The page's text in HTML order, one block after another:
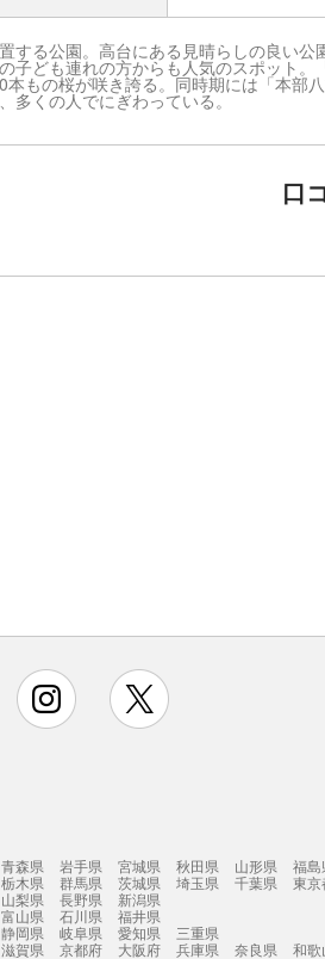
する公園。高台にある見晴らしの良い
子ども連れの方からも人気のスポット
本もの桜が咲き誇る。同時期には「本部
多くの人でにぎわっている。
口
instagram
青森県 岩手県 宮城県 秋田県 山形県
福島
栃木県 群馬県 茨城県 埼玉県 千葉県 東京
山梨県 長野県
新潟県
富山県 石川県
福井県
静岡県 岐阜県 愛知県
三重県
滋賀県 京都府 大阪府 兵庫県 奈良県
和歌